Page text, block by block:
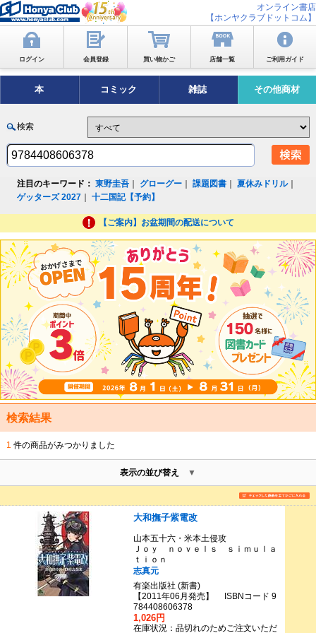
オンライン書店
【ホンヤクラブドットコム】
ログイン 会員登録 買い物かご 店舗一覧 ご利用ガイド
本 コミック 雑誌 その他商材
検索
注目のキーワード： 東野圭吾 グローグー ｜課題図書 ｜夏休みドリル｜
ゲッターズ 2027 ｜十二国記【予約】
【ご案内】お盆期間の配送について
検索結果
1 件の商品がみつかりました
表示の並び替え
大和撫子紫電改
山本五十六・米本土侵攻
Ｊｏｙ ｎｏｖｅｌｓ ｓｉｍｕｌａ
ｔｉｏｎ
志真元
有楽出版社 (新書)
【2011年06月発売】 ISBNコード 9
784408606378
1,026円
在庫状況：品切れのためご注文いただ